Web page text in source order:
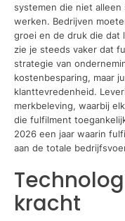
systemen die niet
werken. Bedrijven
groei en de druk die dat
zie je steeds vaker dat
strategie van
kostenbesparing, maar
klanttevredenheid.
merkbeleving, waarbij
die fulfilment
2026 een jaar waarin
aan de totale
kracht